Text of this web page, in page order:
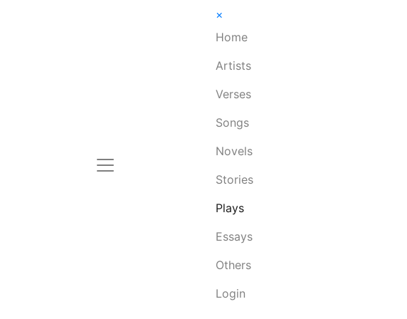
×
Home
Artists
Verses
Songs
Novels
Stories
Plays
Essays
Others
Login